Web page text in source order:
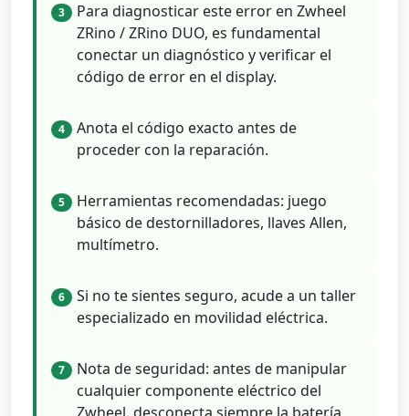
3
Para diagnosticar este error en Zwheel
ZRino / ZRino DUO, es fundamental
conectar un diagnóstico y verificar el
código de error en el display.
4
Anota el código exacto antes de
proceder con la reparación.
5
Herramientas recomendadas: juego
básico de destornilladores, llaves Allen,
multímetro.
6
Si no te sientes seguro, acude a un taller
especializado en movilidad eléctrica.
7
Nota de seguridad: antes de manipular
cualquier componente eléctrico del